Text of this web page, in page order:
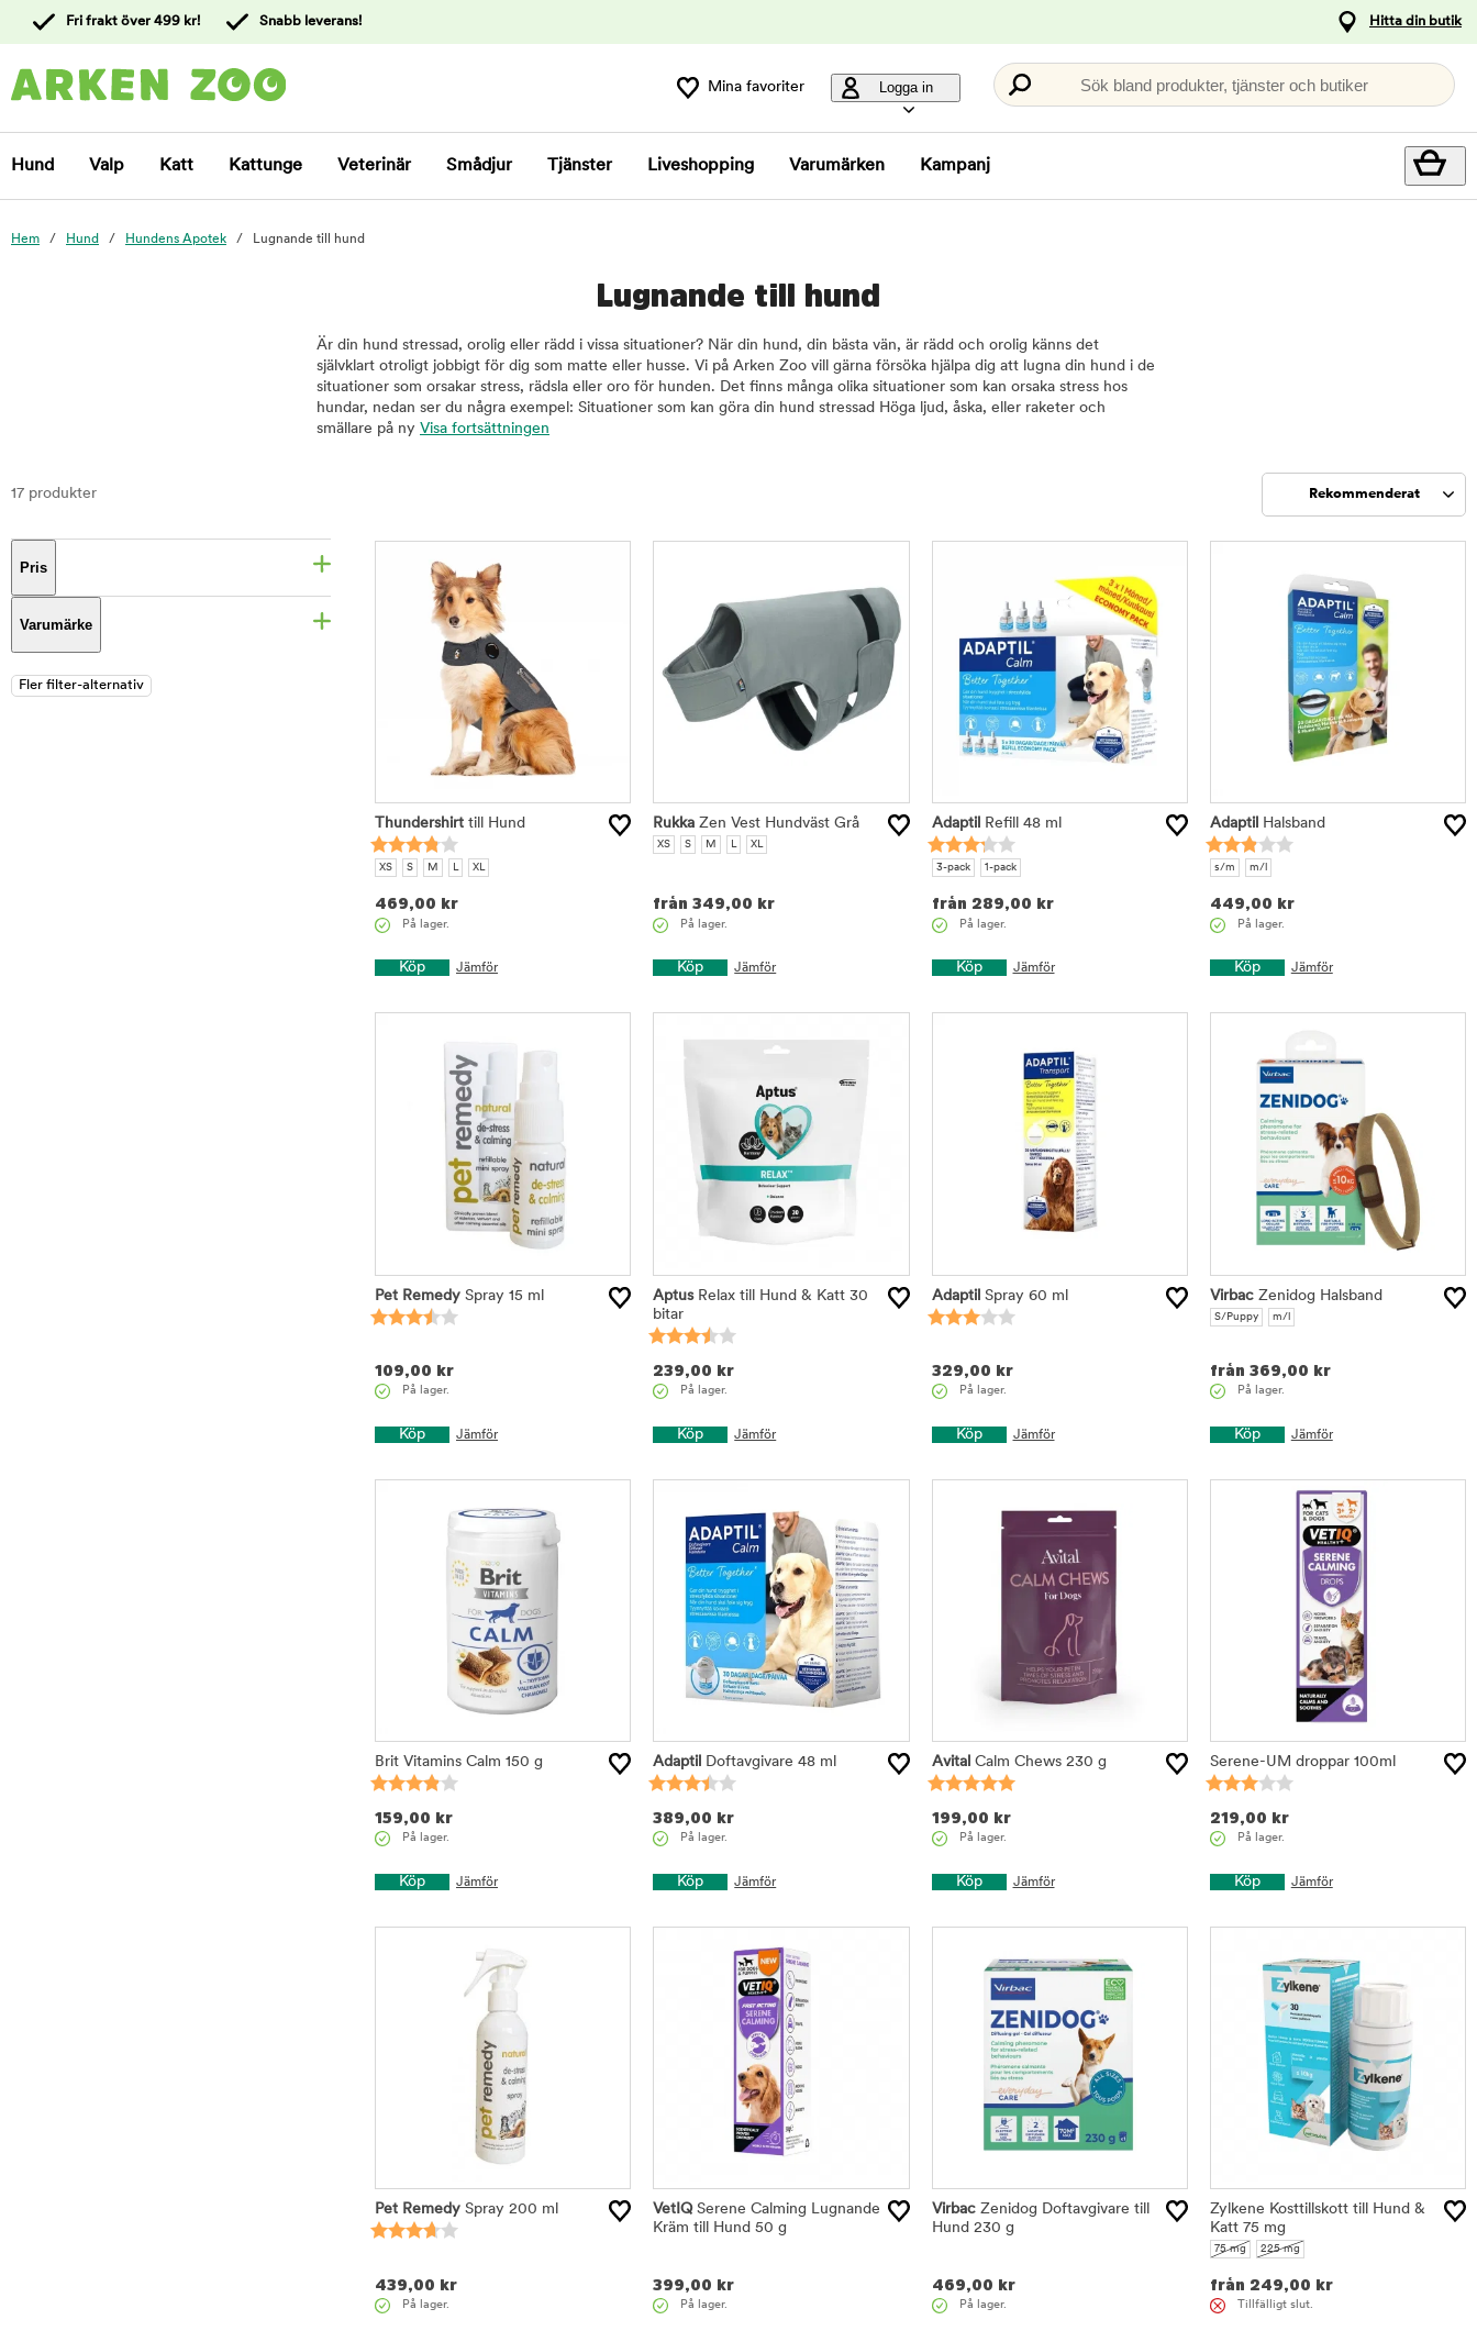
kundtjänst
Fri frakt över 499 kr! Snabb leverans! Hitta din butik
Mina favoriter Logga in Sök bland produkter, tjänster och butiker
Hund Valp Katt Kattunge Veterinär Smådjur Tjänster Liveshopping Varumärken Kampanj
Hem Hund Hundens Apotek Lugnande till hund
Lugnande till hund
Är din hund stressad, orolig eller rädd i vissa situationer? När din hund, din bästa vän, är rädd och orolig känns det
självklart otroligt jobbigt för dig som matte eller husse. Vi på Arken Zoo vill gärna försöka hjälpa dig att lugna din hund i de
situationer som orsakar stress, rädsla eller oro för hunden. Det finns många olika situationer som kan orsaka stress hos
hundar, nedan ser du några exempel: Situationer som kan göra din hund stressad Höga ljud, åska, eller raketer och
smällare på ny Visa fortsättningen
17 produkter
Pris
Varumärke
Rekommenderat
Thundershirt till Hund
XS S M L XL
469,00 kr
På lager.
Köp Jämför
Rukka Zen Vest Hundväst Grå
XS S M L XL
från 349,00 kr
På lager.
Köp Jämför
AdaptilRefill 48 ml
3-pack 1-pack
från 289,00 kr
På lager.
Köp Jämför
AdaptilHalsband
s/m m/l
449,00 kr
På lager.
Köp Jämför
Pet Remedy Spray 15 ml
109,00 kr
På lager.
Köp Jämför
AptusRelax till Hund & Katt 30
bitar
239,00 kr
På lager.
Köp Jämför
Adaptil Spray 60 ml
329,00 kr
På lager.
Köp Jämför
VirbacZenidog Halsband
S/Puppy m/l
från 369,00 kr
På lager.
Köp Jämför
Brit Vitamins Calm 150 g
159,00 kr
På lager.
Köp Jämför
Adaptil Doftavgivare 48 ml
389,00 kr
På lager.
Köp Jämför
Avital Calm Chews 230 g
199,00 kr
På lager.
Köp Jämför
Serene-UM droppar 100ml
219,00 kr
På lager.
Köp Jämför
Pet Remedy Spray 200 ml
439,00 kr
På lager.
VetIQSerene Calming Lugnande
Kräm till Hund 50 g
399,00 kr
På lager.
VirbacZenidog Doftavgivare till
Hund 230 g
469,00 kr
På lager.
Zylkene Kosttillskott till Hund &
Katt 75 mg
75 mg 225 mg
från 249,00 kr
Tillfälligt slut.